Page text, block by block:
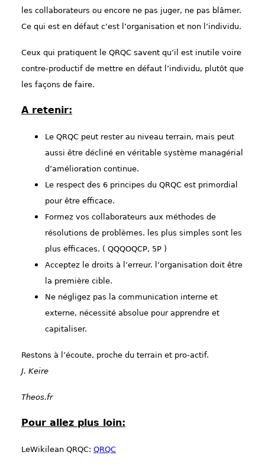
les collaborateurs ou encore ne pas juger, ne pas blâmer.
Ce qui est en défaut c’est l’organisation et non l’individu.
Ceux qui pratiquent le QRQC savent qu’il est inutile voire
contre-productif de mettre en défaut l’individu, plutôt que
les façons de faire.
A retenir:
Le QRQC peut rester au niveau terrain, mais peut
aussi être décliné en véritable système managérial
d’amélioration continue.
Le respect des 6 principes du QRQC est primordial
pour être efficace.
Formez vos collaborateurs aux méthodes de
résolutions de problèmes. les plus simples sont les
plus efficaces. ( QQQOQCP, 5P )
Acceptez le droits à l’erreur. l’organisation doit être
la première cible.
Ne négligez pas la communication interne et
externe, nécessité absolue pour apprendre et
capitaliser.
Restons à l’écoute, proche du terrain et pro-actif.
J. Keire
Theos.fr
Pour allez plus loin:
LeWikilean QRQC: QRQC